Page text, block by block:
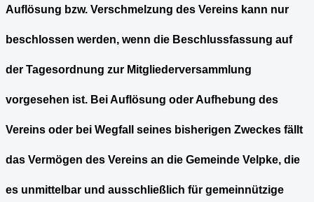
Auflösung bzw. Verschmelzung des Vereins kann nur
beschlossen werden, wenn die Beschlussfassung auf
der Tagesordnung zur Mitgliederversammlung
vorgesehen ist. Bei Auflösung oder Aufhebung des
Vereins oder bei Wegfall seines bisherigen Zweckes fällt
das Vermögen des Vereins an die Gemeinde Velpke, die
es unmittelbar und ausschließlich für gemeinnützige